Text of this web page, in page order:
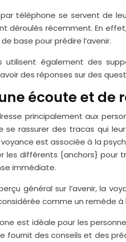
téléphone se servent de
déroulés récemment. En
base pour prédire l’avenir.
utilisent également des
des réponses sur des
écoute et de
principalement aux
se rassurer des tracas qui
est associée à la
les différents {anchors}
immédiate.
général sur l’avenir, la
comme un remède
est idéale pour les
fournit des conseils et des